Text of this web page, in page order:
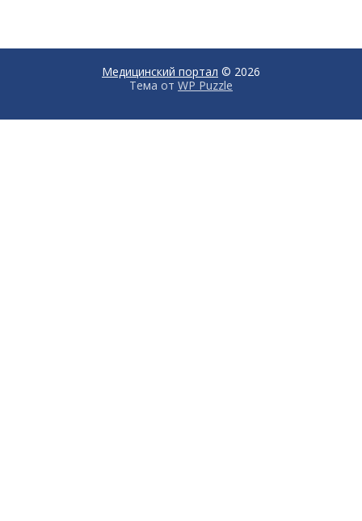
Медицинский портал © 2026
Тема от WP Puzzle